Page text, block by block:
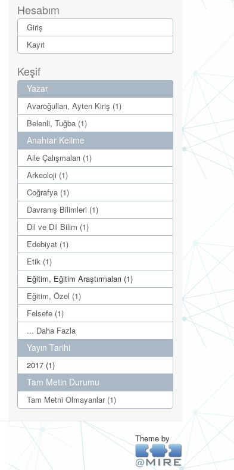
Hesabım
Giriş
Kayıt
Keşif
Yazar
Avaroğulları, Ayten Kiriş (1)
Belenli, Tuğba (1)
Anahtar Kelime
Aile Çalışmaları (1)
Arkeoloji (1)
Coğrafya (1)
Davranış Bilimleri (1)
Dil ve Dil Bilim (1)
Edebiyat (1)
Etik (1)
Eğitim, Eğitim Araştırmaları (1)
Eğitim, Özel (1)
Felsefe (1)
... Daha Fazla
Yayın Tarihi
2017 (1)
Tam Metin Durumu
Tam Metni Olmayanlar (1)
Theme by